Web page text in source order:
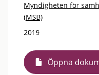
Myndigheten för
(MSB)
2019
Öppna